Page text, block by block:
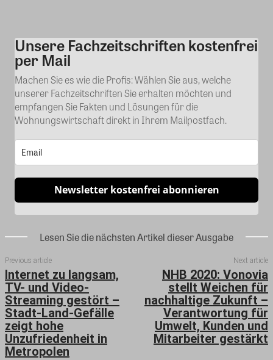
Kommentar
Unsere Fachzeitschriften kostenfrei
per Mail
Machen Sie es wie die Profis: Wählen Sie aus, welche
unserer Fachzeitschriften Sie erhalten möchten und
empfangen Sie Fakten und Lösungen für die
Wohnungswirtschaft direkt in Ihrem Mailpostfach.
Newsletter kostenfrei abonnieren
Lesen Sie die nächsten Artikel dieser Ausgabe
Previous article
Internet zu langsam,
TV- und Video-
Streaming gestört –
Stadt-Land-Gefälle
zeigt hohe
Unzufriedenheit in
Metropolen
Next article
NHB 2020: Vonovia
stellt Weichen für
nachhaltige Zukunft –
Verantwortung für
Umwelt, Kunden und
Mitarbeiter gestärkt